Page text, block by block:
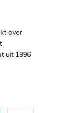
over
uit 1996